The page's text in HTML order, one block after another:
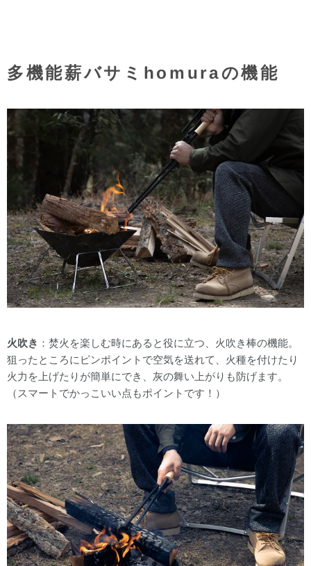
多機能薪バサミhomuraの機能
火吹き ：焚火を楽しむ時にあると役に立つ、火吹き棒の機能。
狙ったところにピンポイントで空気を送れて、火種を付けたり
火力を上げたりが簡単にでき、灰の舞い上がりも防げます。
（スマートでかっこいい点もポイントです！）